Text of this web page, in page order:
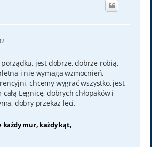
porządku, jest dobrze, dobrze robią,
i nie wymaga wzmocnień,
chcemy wygrać wszystko, jest
Legnicę, dobrych chłopaków i
dobry przekaz leci.
każdy mur, każdy kąt,